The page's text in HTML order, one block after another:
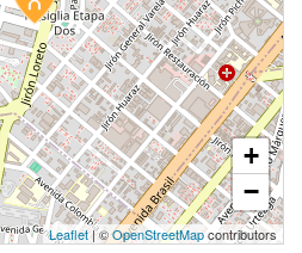
Piso 13
3 baños
+
−
Leaflet| ©OpenStreetMapcontributors